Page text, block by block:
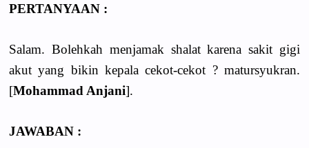
PERTANYAAN :
Salam. Bolehkah menjamak shalat karena sakit gigi
akut yang bikin kepala cekot-cekot ? matursyukran.
[Mohammad Anjani].
JAWABAN :